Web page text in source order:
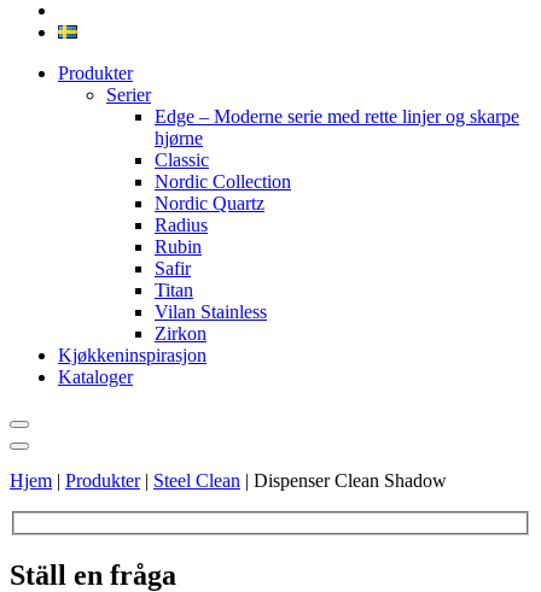
Produkter
Serier
Edge – Moderne serie med rette linjer og skarpe
hjørne
Classic
Nordic Collection
Nordic Quartz
Radius
Rubin
Safir
Titan
Vilan Stainless
Zirkon
Kjøkkeninspirasjon
Kataloger
Hjem | Produkter| Steel Clean | Dispenser Clean Shadow
Ställ en fråga